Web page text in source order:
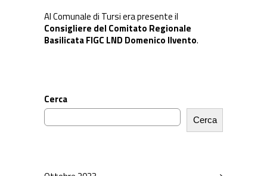
Al Comunale di Tursi era presente il
Consigliere del Comitato Regionale
Basilicata FIGC LND Domenico Ilvento.
Cerca
Cerca